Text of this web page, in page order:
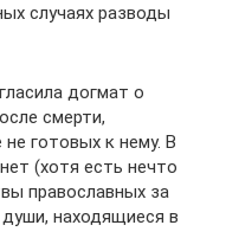
случаях разводы
догмат о
смерти,
готовых к нему. В
(хотя есть нечто
православных за
находящиеся в